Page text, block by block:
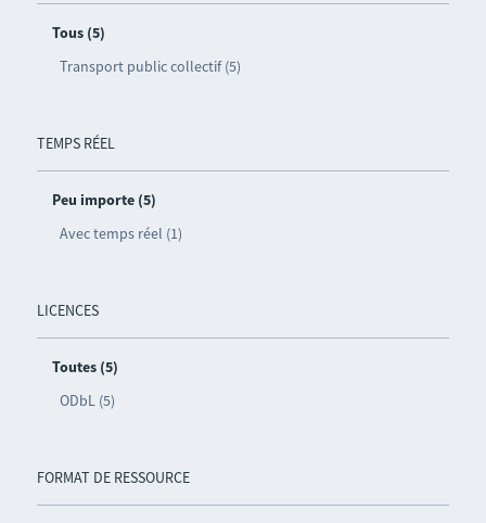
Tous (5)
Transport public collectif (5)
TEMPS RÉEL
Peu importe (5)
Avec temps réel (1)
LICENCES
Toutes (5)
ODbL (5)
FORMAT DE RESSOURCE